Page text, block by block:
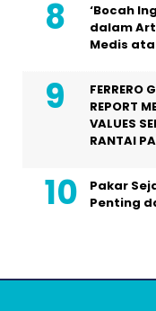
‘Bocah
dalam
Medis
FERRERO
REPORT
VALUES
RANTAI
Pakar
Penting